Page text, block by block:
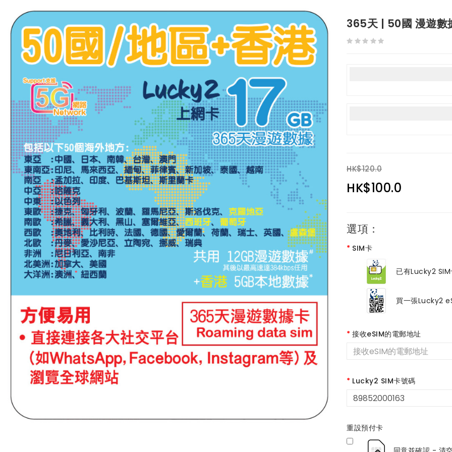
365天 | 50國 漫遊數
HK$120.0
HK$100.0
選項：
SIM卡
已有Lucky2
買一張Lucky2
接收eSIM的電郵地址
Lucky2 SIM卡號碼
重設預付卡